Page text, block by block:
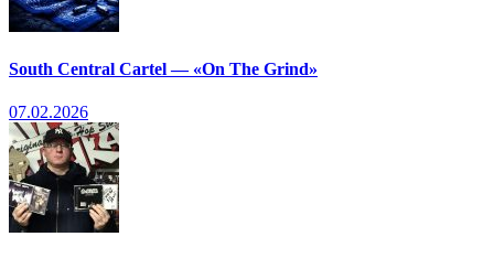
South Central Cartel — «On The Grind»
07.02.2026